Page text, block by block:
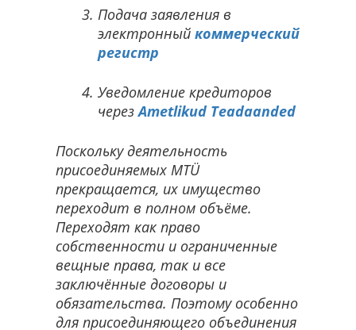
Подача заявления в
электронный коммерческий
регистр
Уведомление кредиторов
черезAmetlikud Teadaanded
Поскольку деятельность
присоединяемых MTÜ
прекращается, их имущество
переходит в полном объёме.
Переходят как право
собственности и ограниченные
вещные права, так и все
заключённые договоры и
обязательства. Поэтому особенно
для присоединяющего объединения